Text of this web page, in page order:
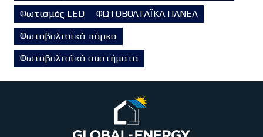
Φωτισμός LED
ΦΩΤΟΒΟΛΤΑΪΚΑ ΠΑΝΕΛ
Φωτοβολταϊκά πάρκα
Φωτοβολταϊκά συστήματα